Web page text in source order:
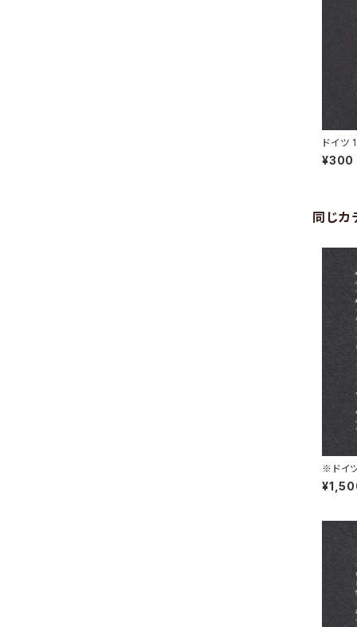
ドイツ
¥300
同じカ
※ドイ
L